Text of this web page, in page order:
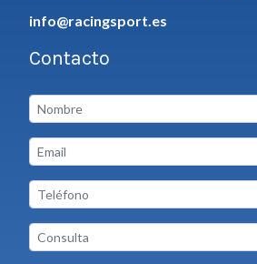
info@racingsport.es
Contacto